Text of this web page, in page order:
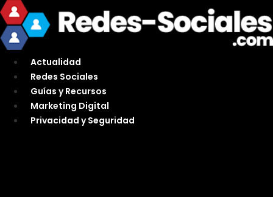
Ir
al
contenido
Actualidad
Redes Sociales
Guías y Recursos
Marketing Digital
Privacidad y Seguridad